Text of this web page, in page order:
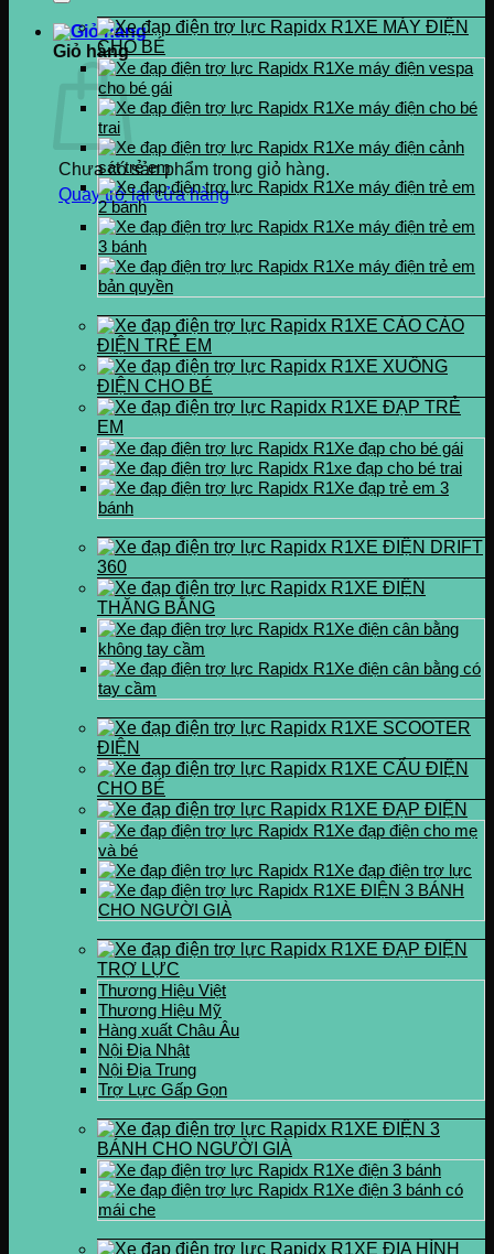
Giỏ hàng
Chưa có sản phẩm trong giỏ hàng.
Quay trở lại cửa hàng
XE MÁY ĐIỆN
CHO BÉ
Xe máy điện vespa
cho bé gái
Xe máy điện cho bé
trai
Xe máy điện cảnh
sát trẻ em
Xe máy điện trẻ em
2 bánh
Xe máy điện trẻ em
3 bánh
Xe máy điện trẻ em
bản quyền
XE CÀO CÀO
ĐIỆN TRẺ EM
XE XUỒNG
ĐIỆN CHO BÉ
XE ĐẠP TRẺ
EM
Xe đạp cho bé gái
xe đạp cho bé trai
Xe đạp trẻ em 3
bánh
XE ĐIỆN DRIFT
360
XE ĐIỆN
THĂNG BẰNG
Xe điện cân bằng
không tay cầm
Xe điện cân bằng có
tay cầm
XE SCOOTER
ĐIỆN
XE CẨU ĐIỆN
CHO BÉ
XE ĐẠP ĐIỆN
Xe đạp điện cho mẹ
và bé
Xe đạp điện trợ lực
XE ĐIỆN 3 BÁNH
CHO NGƯỜI GIÀ
XE ĐẠP ĐIỆN
TRỢ LỰC
Thương Hiệu Việt
Thương Hiệu Mỹ
Hàng xuất Châu Âu
Nội Địa Nhật
Nội Địa Trung
Trợ Lực Gấp Gọn
XE ĐIỆN 3
BÁNH CHO NGƯỜI GIÀ
Xe điện 3 bánh
Xe điện 3 bánh có
mái che
XE ĐỊA HÌNH